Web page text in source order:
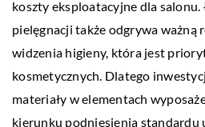
koszty eksploatacyjne dla salonu.
pielęgnacji także odgrywa ważną
widzenia higieny, która jest
kosmetycznych. Dlatego
materiały w elementach
kierunku podniesienia standardu